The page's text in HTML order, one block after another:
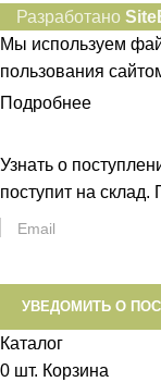
Разработано
Мы используем
пользования
Подробнее
Узнать о
поступит на склад.
УВЕДОМИТЬ О
Каталог
0 шт. Корзина